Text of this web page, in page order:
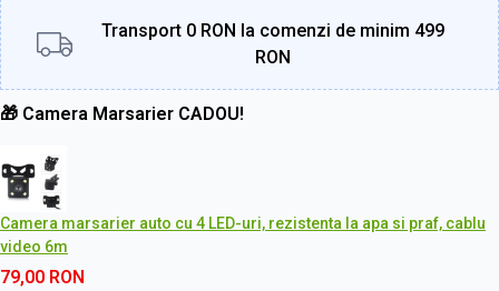
Transport 0 RON la comenzi de minim 499
RON
🎁 Camera Marsarier CADOU!
Camera marsarier auto cu 4 LED-uri, rezistenta la apa si praf, cablu
video 6m
79,00 RON